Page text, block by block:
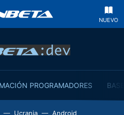
NUEVO
PROGRAMADORES
Ucrania Android